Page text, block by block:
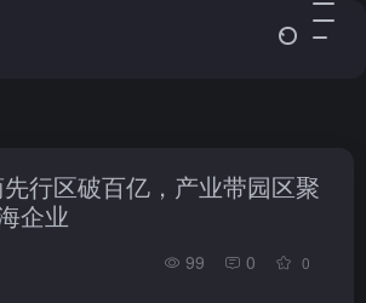
行区破百亿，产业带园区聚
企业
99 0 0